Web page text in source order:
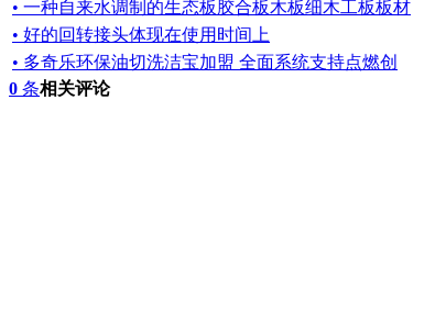
• 一种自来水调制的生态板胶合板木板细木工板板材
• 好的回转接头体现在使用时间上
• 多奇乐环保油切洗洁宝加盟 全面系统支持点燃创
0 条相关评论